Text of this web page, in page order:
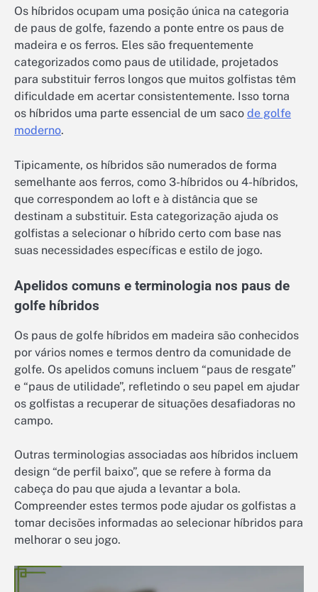
Os híbridos ocupam uma posição única na categoria
de paus de golfe, fazendo a ponte entre os paus de
madeira e os ferros. Eles são frequentemente
categorizados como paus de utilidade, projetados
para substituir ferros longos que muitos golfistas têm
dificuldade em acertar consistentemente. Isso torna
os híbridos uma parte essencial de um saco de golfe
moderno.
Tipicamente, os híbridos são numerados de forma
semelhante aos ferros, como 3-híbridos ou 4-híbridos,
que correspondem ao loft e à distância que se
destinam a substituir. Esta categorização ajuda os
golfistas a selecionar o híbrido certo com base nas
suas necessidades específicas e estilo de jogo.
Apelidos comuns e terminologia nos paus de
golfe híbridos
Os paus de golfe híbridos em madeira são conhecidos
por vários nomes e termos dentro da comunidade de
golfe. Os apelidos comuns incluem “paus de resgate”
e “paus de utilidade”, refletindo o seu papel em ajudar
os golfistas a recuperar de situações desafiadoras no
campo.
Outras terminologias associadas aos híbridos incluem
design “de perfil baixo”, que se refere à forma da
cabeça do pau que ajuda a levantar a bola.
Compreender estes termos pode ajudar os golfistas a
tomar decisões informadas ao selecionar híbridos para
melhorar o seu jogo.